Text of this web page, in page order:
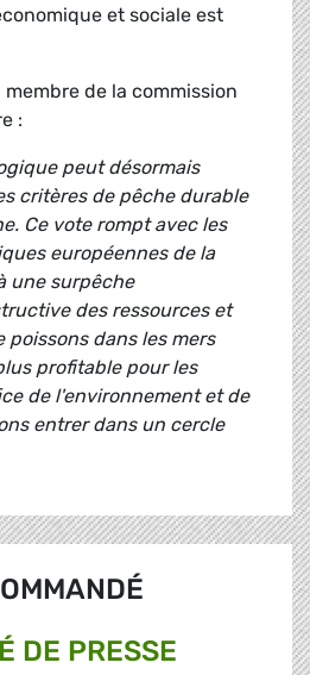
et sociale est
membre de la commission
:
peut désormais
critères de pêche durable
Ce vote rompt avec les
européennes de la
une surpêche
des ressources et
poissons dans les mers
profitable pour les
de l'environnement et de
entrer dans un cercle
DE PRESSE